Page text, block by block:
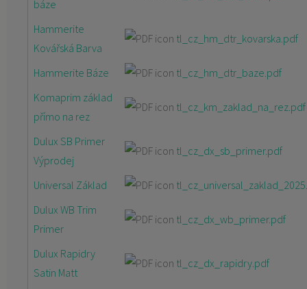
báze
Hammerite
Kovářská Barva
tl_cz_hm_dtr_kovarska.pdf
Hammerite Báze
tl_cz_hm_dtr_baze.pdf
Komaprim základ
přímo na rez
tl_cz_km_zaklad_na_rez.pdf
Dulux SB Primer
Výprodej
tl_cz_dx_sb_primer.pdf
Universal Základ
Dulux WB Trim
Primer
tl_cz_dx_wb_primer.pdf
Dulux Rapidry
Satin Matt
tl_cz_dx_rapidry.pdf